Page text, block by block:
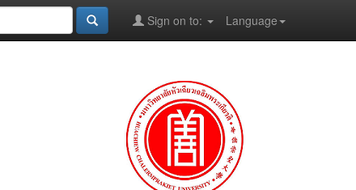
Language
Sign on to: